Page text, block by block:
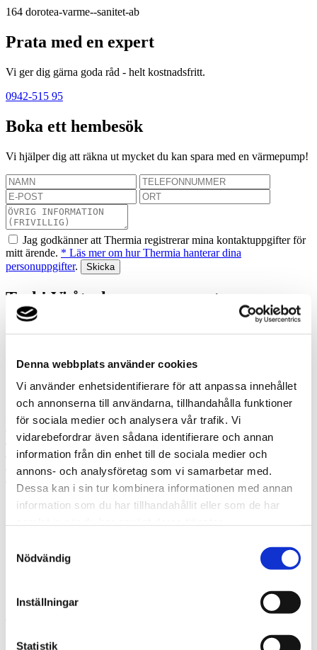
Denna webbplats använder cookies
Vi använder enhetsidentifierare för att anpassa innehållet
och annonserna till användarna, tillhandahålla funktioner
för sociala medier och analysera vår trafik. Vi
vidarebefordrar även sådana identifierare och annan
information från din enhet till de sociala medier och
annons- och analysföretag som vi samarbetar med.
Dessa kan i sin tur kombinera informationen med annan
information som du har tillhandahållit eller som de har
Nödvändig
Inställningar
Statistik
164 dorotea-varme--sanitet-ab
Prata med en expert
Vi ger dig gärna goda råd - helt kostnadsfritt.
0942-515 95
Boka ett hembesök
Vi hjälper dig att räkna ut mycket du kan spara med en värmepump!
Jag godkänner att Thermia registrerar mina kontaktuppgifter för
mitt ärende. * Läs mer om hur Thermia hanterar dina
personuppgifter.
Tack! Vi återkommer snarast.
Misslyckades
Ring oss
Ring oss om du har några frågor!
0942-515 95
Prata med en expert
Begär offert
Kontakta mig
Boka hembesök
Ring oss
Boka hembesök